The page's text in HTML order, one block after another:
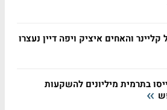
והאחים איציק ויפה דיין נעצרו
בתרמית מיליונים להשקעות